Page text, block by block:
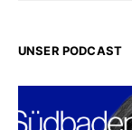
UNSER PODCAST